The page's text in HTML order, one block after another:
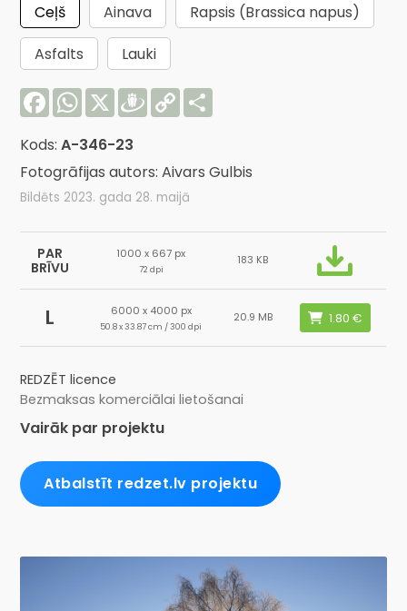
Ceļš Ainava
Rapsis (Brassica napus)
Asfalts
Lauki
FacebookWhatsApp
X Draugiem
Copy
Link
Kods:A-346-23
Fotogrāfijas autors: Aivars Gulbis
Bildēts 2023. gada 28. maijā
PAR
BRĪVU
1000 x 667 px
72 dpi
183 KB
L 6000 x 4000 px
50.8 x 33.87 cm / 300 dpi
20.9 MB
REDZĒT licence
Bezmaksas komerciālai lietošanai
Vairāk par projektu
Atbalstīt redzet.lv projektu